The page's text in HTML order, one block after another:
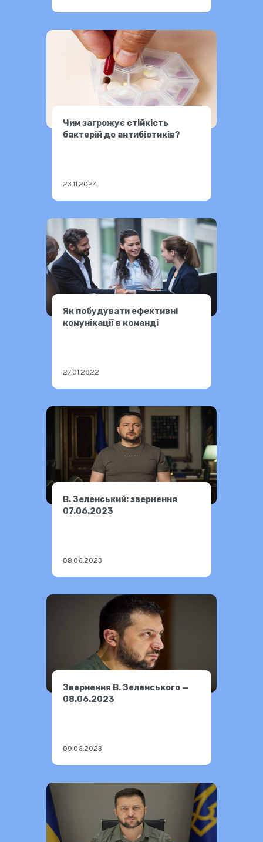
Чим загрожує стійкість
бактерій до антибіотиків?
23.11.2024
Як побудувати ефективні
комунікації в команді
27.01.2022
В. Зеленський: звернення
07.06.2023
08.06.2023
Звернення В. Зеленського —
08.06.2023
09.06.2023